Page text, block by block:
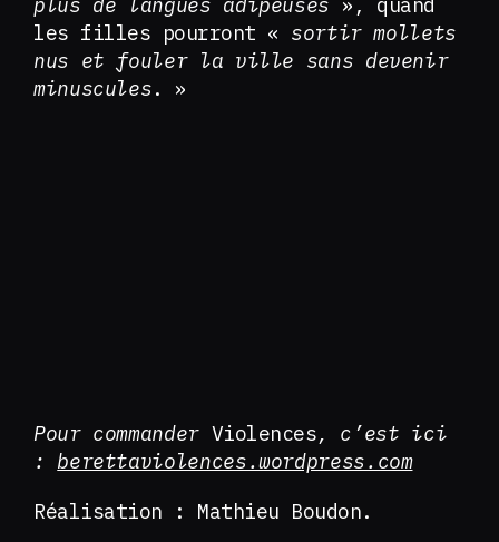
les filles pourront « sortir mollets
nus et fouler la ville sans devenir
minuscules. »
Pour commander Violences, c’est ici
: berettaviolences.wordpress.com
Réalisation : Mathieu Boudon.